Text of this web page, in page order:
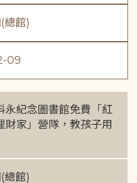
總館)
09
永紀念圖書館免費「紅
財家」營隊，教孩子用
總館)